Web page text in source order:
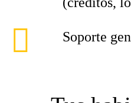
Soporte